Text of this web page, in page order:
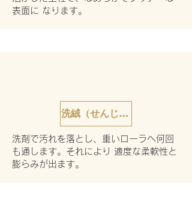
表面に なります。
洗絨（せんじゅう）
洗剤で汚れを落とし、重いローラへ何回
も通します。それにより 適度な柔軟性と
膨らみが出ます。